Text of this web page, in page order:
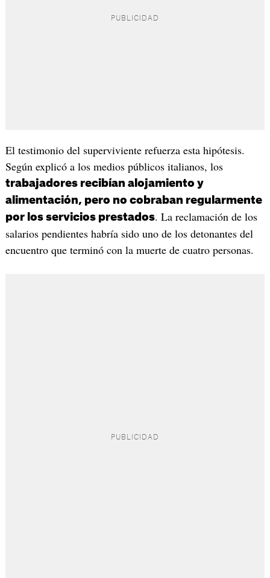
El testimonio del superviviente refuerza esta hipótesis.
Según explicó a los medios públicos italianos, los
trabajadores recibían alojamiento y
alimentación, pero no cobraban regularmente
por los servicios prestados. La reclamación de los
salarios pendientes habría sido uno de los detonantes del
encuentro que terminó con la muerte de cuatro personas.